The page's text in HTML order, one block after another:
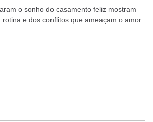
o sonho do casamento feliz mostram
e dos conflitos que ameaçam o amor